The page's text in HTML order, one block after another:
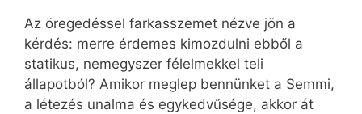
Az öregedéssel farkasszemet nézve jön a
kérdés: merre érdemes kimozdulni ebből a
statikus, nemegyszer félelmekkel teli
állapotból? Amikor meglep bennünket a Semmi,
a létezés unalma és egykedvűsége, akkor át